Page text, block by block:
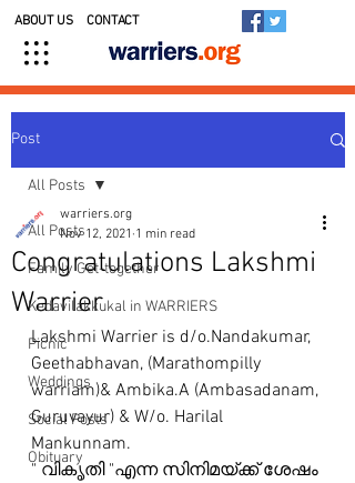
ABOUT US CONTACT
Post
All Posts
Family Get-together
Kedavilakkukal in WARRIERS
Picnic
Weddings
Social Posts
Obituary
All Posts
Congratulations Lakshmi
Warrier
warriers.org
Nov 12, 2021 1 min read
Lakshmi Warrier is d/o.Nandakumar,
Geethabhavan, (Marathompilly
warriam)& Ambika.A (Ambasadanam,
Guruvayur) & W/o. Harilal
Mankunnam.
" വികൃതി "എന്ന സിനിമയ്ക്ക് ശേഷം